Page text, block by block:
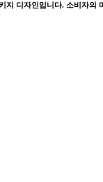
디자인입니다. 소비자